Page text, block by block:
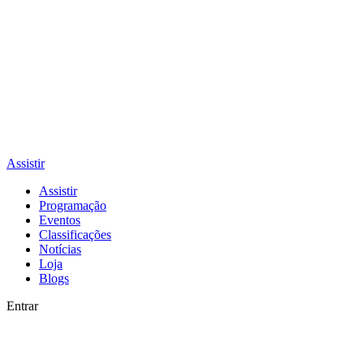
Assistir
Assistir
Programação
Eventos
Classificações
Notícias
Loja
Blogs
Entrar